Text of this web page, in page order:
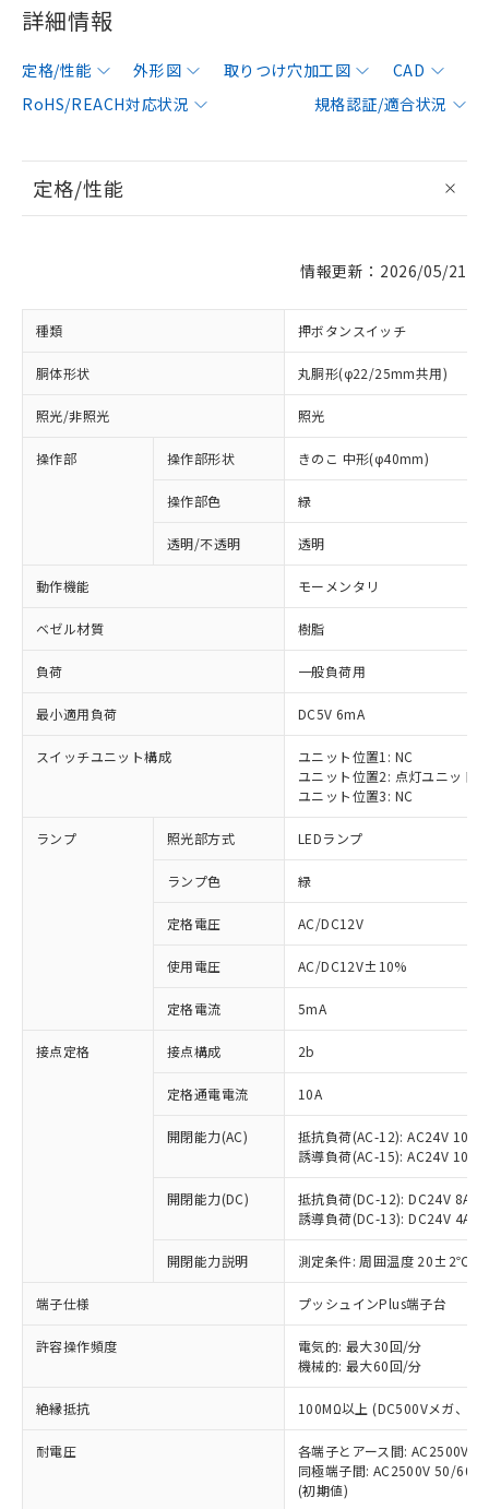
詳細情報
定格/性能 外形図 取りつけ穴加工図
CAD
RoHS/REACH対応状況
規格認証/適合状況
定格/性能
情報更新：2026/05/21
種類 押ボタンスイッチ
胴体形状 丸胴形(φ22/25mm共用)
照光/非照光 照光
操作部 操作部形状 きのこ 中形(φ40mm)
操作部色 緑
透明/不透明 透明
動作機能 モーメンタリ
ベゼル材質 樹脂
負荷 一般負荷用
最小適用負荷 DC5V 6mA
スイッチユニット構成
ユニット位置1: NC
ユニット位置2: 点灯ユニット
ユニット位置3: NC
ランプ 照光部方式 LEDランプ
ランプ色 緑
定格電圧 AC/DC12V
使用電圧 AC/DC12V±10%
定格電流 5mA
接点定格 接点構成 2b
定格通電電流 10A
開閉能力(AC)
抵抗負荷(AC-12): AC24V 10A/
誘導負荷(AC-15): AC24V
開閉能力(DC)
抵抗負荷(DC-12): DC24V 8A/
誘導負荷(DC-13): DC24V 4A/
開閉能力説明 測定条件: 周囲温度 20±2℃、
端子仕様 プッシュインPlus端子台
許容操作頻度
電気的: 最大30回/分
機械的: 最大60回/分
絶縁抵抗 100MΩ以上 (DC500Vメガ、点
耐電圧
各端子とアース間: AC2500V
同極端子間: AC2500V 50/
(初期値)
ご利用条件
以下の条件をお読みいただき、同意のうえ
ご利用ください。
本サービスは、当社制御機器事業取扱
商品の当社在庫状況および標準価格
(税抜)を提供させていただくもので
当社制御機器事業取扱商品の中には、
本サービスの対象外となる商品もある
ことをご了承ください。
在庫状況および標準価格照会結果は、
記載している更新日時点での社内デー
タに基づき作成されるものであり、閲
覧された時点での実際の在庫および標
準価格とは異なる場合があることをご
※1 対応状況
対応済み：EU RoHS指令（10物質）の
非含有に対応した製品が提供可能な商品で
す。
対応予定：EU RoHS指令（10物質）の非含
有に対応した製品に切り替える予定のある
対応予定なし：EU RoHS指令（10物質）の
非含有に非対応の商品で、対応品を出す予
定はありません。
調査・確認中：EU RoHS指令（10物質）の
非含有の対応状況を調査中または確認中の
非該当品：ライセンス料など無形物で、有
害物質有無と関係のない商品です。
仕入先様の事情により、非含有部品として
いたものが、含有品と判明した場合などや
むを得ず変更することがあります。
六価クロム(Cr(Ⅵ)) 1000ppm以下、ポリ臭化ビフェニル
類(PBB) 1000ppm以下、ポリ臭化ジフェニルエーテル類
「○」：最大均質材料含有率が中国RoHSの
基準値以下であることを示します。
「×」：最大均質材料含有率が中国RoHSの
基準値を超えていることを示します。
「－」：未確認です。当社販売部門へお問
*中国RoHS10物質の基準値 (GB/T26572)：
Pb(鉛) :1000ppm、 Hg(水銀) : 1000ppm、 Cd(カドミウ
Cr(Ⅵ)(六価クロム) : 1000ppm、 PBBs(ポリ臭化ビフェ
当社は、これら貴社製品のうち、外国
為替および外国貿易法に定める商品
（以下｢規制貨物等」という）を輸出
または国外への提供する場合は、日本
国政府の輸出許可(または役務取引許
可)を取得するなどの必要な手続きを